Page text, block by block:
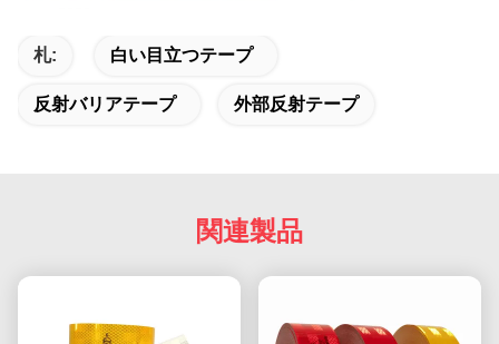
札: 白い目立つテープ
反射バリアテープ 外部反射テープ
関連製品